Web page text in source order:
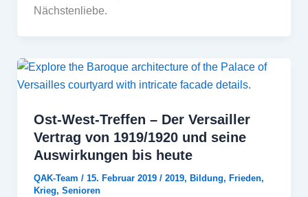
Nächstenliebe.
Ost-West-Treffen – Der Versailler
Vertrag von 1919/1920 und seine
Auswirkungen bis heute
QAK-Team / 15. Februar 2019 / 2019, Bildung, Frieden,
Krieg, Senioren